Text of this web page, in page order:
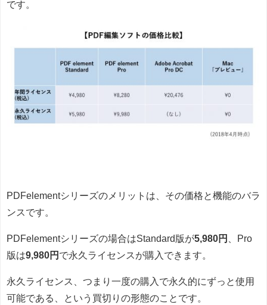
です。
PDFelementシリーズのメリットは、その価格と機能のバラ
ンスです。
PDFelementシリーズの場合はStandard版が5,980円
、Pro
版は9,980円 で永久ライセンスが購入できます。
永久ライセンス、つまり一度の購入で永久的にずっと使用
可能である、という買切りの形態のことです。